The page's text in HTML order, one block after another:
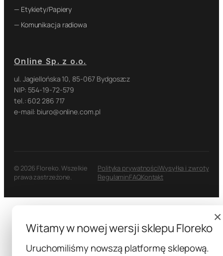
— Etykiety/Papiery
— Komunikacja radiowa
Online Sp. z o.o.
ul. Jagiellońska 10, 85-067 Bydgoszcz
NIP: 554-19-72-579
tel.: 602 286 717
e-mail: biuro@online.com.pl
© 2026 Floreko. Wszelkie
prawa zastrzeżone.
Polityka prywatnościWysyłka i zwroty
RegulaminFAQKontakt
×
Witamy w nowej wersji sklepu Floreko
Uruchomiliśmy nowszą platformę sklepową.